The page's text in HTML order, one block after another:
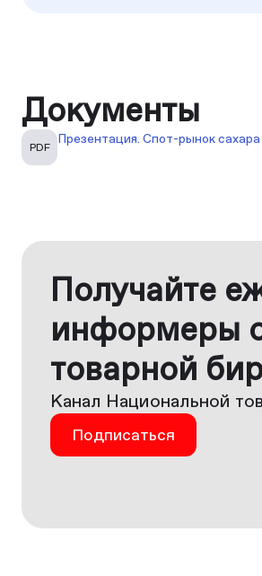
Документы
PDF
Презентация. Спот-рынок сахара
Получайте
информеры
товарной
Канал Национальной
Подписаться